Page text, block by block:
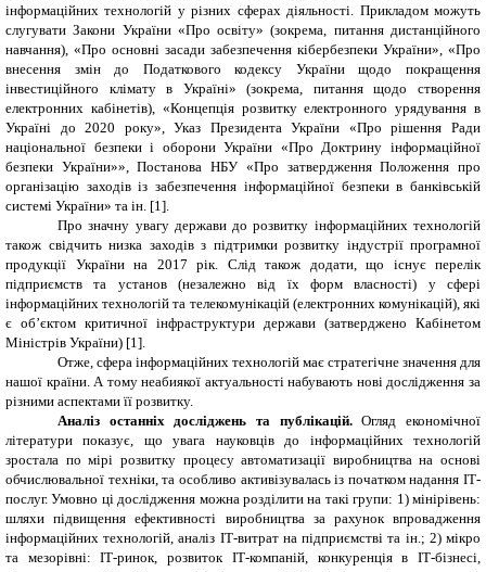
інформаційних технологій у різних сферах діяльності. Прикладом можуть
слугувати Закони України «Про освіту» (зокрема, питання дистанційного
навчання), «Про основні засади забезпечення кібербезпеки України», «Про
внесення змін до Податкового кодексу України щодо покращення
інвестиційного клімату в Україні» (зокрема, питання щодо створення
електронних кабінетів), «Концепція розвитку електронного урядування в
Україні до 2020 року», Указ Президента України «Про рішення Ради
національної безпеки і оборони України «Про Доктрину інформаційної
безпеки України»», Постанова НБУ «Про затвердження Положення про
організацію заходів із забезпечення інформаційної безпеки в банківській
системі України» та ін. [1].
Про значну увагу держави до розвитку інформаційних технологій
також свідчить низка заходів з підтримки розвитку індустрії програмної
продукції України на 2017 рік
Слід також додати, що існує перелік
підприємств та установ (незалежно від їх форм власності) у сфері
інформаційних технологій та телекомунікацій (електронних комунікацій), які
є об’єктом критичної інфраструктури держави (затверджено Кабінетом
Міністрів України) [1].
Отже, сфера інформаційних технологій має стратегічне значення для
нашої країни. А тому неабиякої актуальності набувають нові дослідження за
різними аспектами її розвитку.
Аналіз останніх досліджень та публікацій. Огляд економічної
літератури показує, що увага науковців до інформаційних технологій
зростала по мірі розвитку процесу автоматизації виробництва на основі
обчислювальної техніки, та особливо активізувалась із початком надання ІТ-
послуг. Умовно ці дослідження можна розділити на такі групи: 1) мінірівень:
шляхи підвищення ефективності виробництва за рахунок впровадження
інформаційних технологій, аналіз ІТ-витрат на підприємстві та ін.; 2) мікро
та мезорівні: ІТ-ринок, розвиток ІТ-компаній, конкуренція в ІТ-бізнесі,